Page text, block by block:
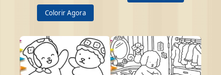
Colorir Agora